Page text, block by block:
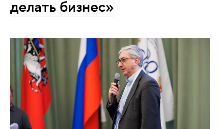
делать бизнес»